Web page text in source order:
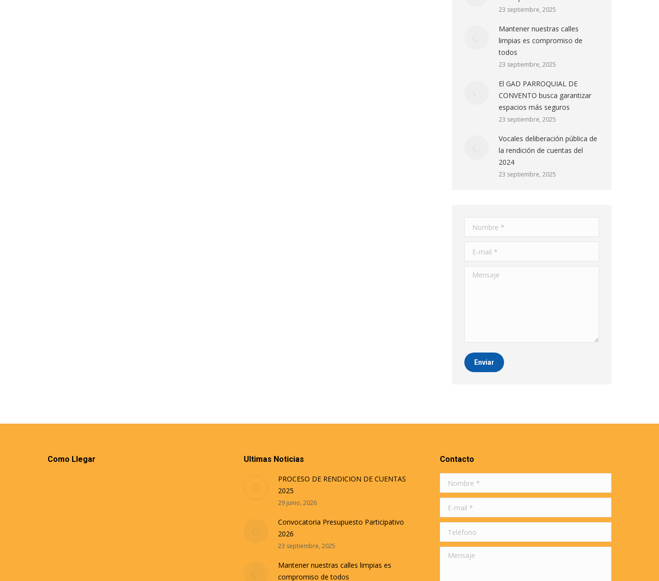
23 septiembre, 2025
Mantener nuestras calles
limpias es compromiso de
todos
23 septiembre, 2025
El GAD PARROQUIAL DE
CONVENTO busca garantizar
espacios más seguros
23 septiembre, 2025
Vocales deliberación pública de
la rendición de cuentas del
2024
23 septiembre, 2025
Nombre *
E-mail *
Mensaje
Enviar
Como Llegar Ultimas Noticias
PROCESO DE RENDICION DE CUENTAS
2025
29 junio, 2026
Convocatoria Presupuesto Participativo
2026
23 septiembre, 2025
Mantener nuestras calles limpias es
compromiso de todos
Contacto
Nombre *
E-mail *
Teléfono
Mensaje